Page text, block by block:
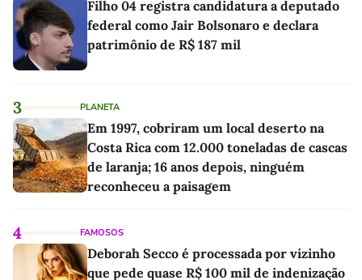
Filho 04 registra candidatura a deputado
federal como Jair Bolsonaro e declara
patrimônio de R$ 187 mil
3 PLANETA
Em 1997, cobriram um local deserto na
Costa Rica com 12.000 toneladas de cascas
de laranja; 16 anos depois, ninguém
reconheceu a paisagem
4 FAMOSOS
Deborah Secco é processada por vizinho
que pede quase R$ 100 mil de indenização